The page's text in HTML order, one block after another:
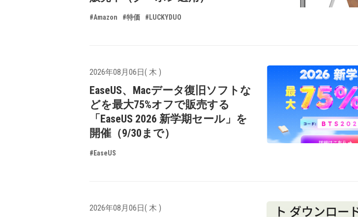
#Amazon #特価 #LUCKYDUO
2026年08月06日( 木 )
EaseUS、Macデータ復旧ソフトな
どを最大75%オフで販売する
「EaseUS 2026 新学期セール」を
開催（9/30まで）
#EaseUS
2026年08月06日( 木 )